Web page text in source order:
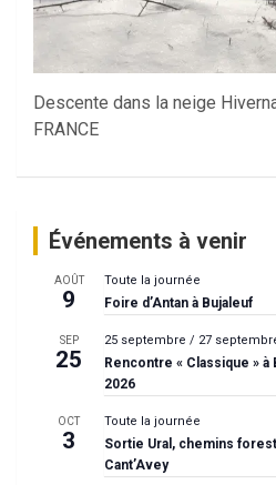
Descente dans la neige
FRANCE
Événements à venir
AOÛT
9
Toute la journée
Foire d’Antan à Bujaleuf
SEP
25
25 septembre / 27
Rencontre « Classique »
2026
OCT
3
Toute la journée
Sortie Ural, chemins
Cant’Avey